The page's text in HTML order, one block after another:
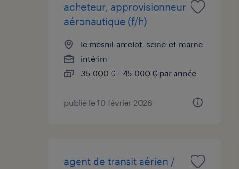
acheteur, approvisionneur
aéronautique (f/h)
le mesnil-amelot, seine-et-marne
intérim
35 000 € - 45 000 € par année
publié le 10 février 2026
agent de transit aérien /